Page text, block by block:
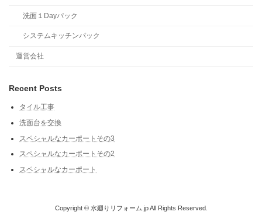
洗面１Dayパック
システムキッチンパック
運営会社
Recent Posts
タイル工事
洗面台を交換
スペシャルなカーポートその3
スペシャルなカーポートその2
スペシャルなカーポート
Copyright © 水廻りリフォーム.jp All Rights Reserved.